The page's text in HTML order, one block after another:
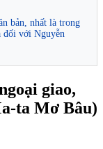
bản, nhất là trong
đối với Nguyễn
giao,
ta Mơ Bâu)